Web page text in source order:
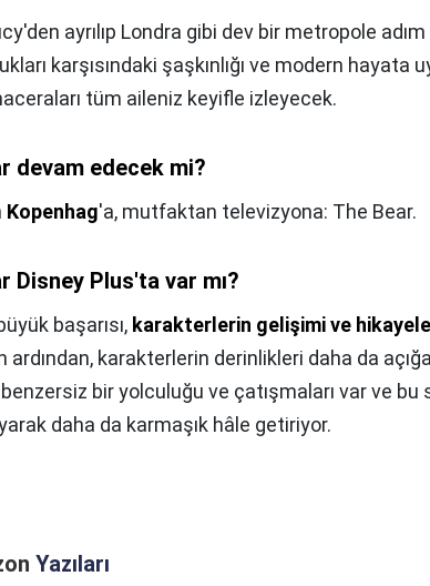
ayrılıp Londra gibi dev bir metropole
karşısındaki şaşkınlığı ve modern hayata
tüm aileniz keyifle izleyecek.
devam edecek mi?
Kopenhag'a, mutfaktan televizyona: The Bear.
Disney Plus'ta var mı?
başarısı, karakterlerin gelişimi ve
ardından, karakterlerin derinlikleri daha da açığa
bir yolculuğu ve çatışmaları var ve bu
daha da karmaşık hâle getiriyor.
Yazıları